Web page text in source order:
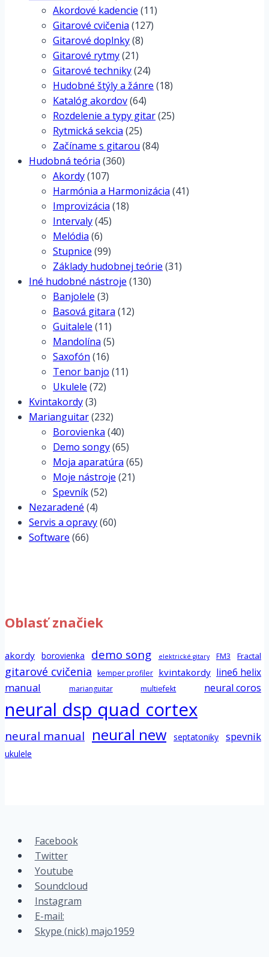
Akordové kadencie (11)
Gitarové cvičenia (127)
Gitarové doplnky(8)
Gitarové rytmy(21)
Gitarové techniky(24)
Hudobné štýly a žánre (18)
Katalóg akordov(64)
Rozdelenie a typy gitar(25)
Rytmická sekcia (25)
Začíname s gitarou (84)
Hudobná teória (360)
Akordy(107)
Harmónia a Harmonizácia (41)
Improvizácia (18)
Intervaly(45)
Melódia (6)
Stupnice (99)
Základy hudobnej teórie (31)
Iné hudobné nástroje (130)
Banjolele (3)
Basová gitara (12)
Guitalele (11)
Mandolína (5)
Saxofón (16)
Tenor banjo (11)
Ukulele (72)
Kvintakordy(3)
Marianguitar(232)
Borovienka (40)
Demo songy(65)
Moja aparatúra (65)
Moje nástroje (21)
Spevník(52)
Nezaradené (4)
Servis a opravy(60)
Software (66)
Oblasť značiek
akordy borovienka demo song elektrické gitary FM3 Fractal
gitarové cvičenia kemper profiler kvintakordy line6 helix
manual marianguitar multiefekt neural coros
neural dsp quad cortex
neural manual neural new septatoniky spevnik
ukulele
Facebook
Twitter
Youtube
Soundcloud
Instagram
E-mail:
Skype (nick) majo1959